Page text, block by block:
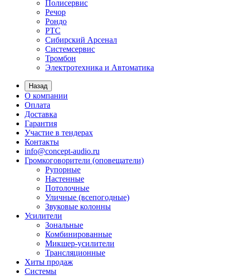
Полисервис
Речор
Рондо
РТС
Сибирский Арсенал
Системсервис
Тромбон
Электротехника и Автоматика
Назад
О компании
Оплата
Доставка
Гарантия
Участие в тендерах
Контакты
info@concept-audio.ru
Громкоговорители (оповещатели)
Рупорные
Настенные
Потолочные
Уличные (всепогодные)
Звуковые колонны
Усилители
Зональные
Комбинированные
Микшер-усилители
Трансляционные
Хиты продаж
Системы